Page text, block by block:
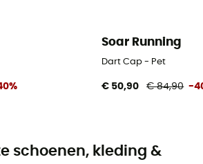
Soar Running
Dart Cap - Pet
€ 50,90 € 84,90 -
schoenen, kleding &